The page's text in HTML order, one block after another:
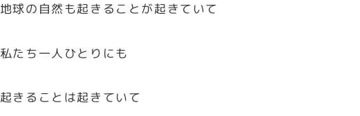
地球の自然も起きることが起きていて
私たち一人ひとりにも
起きることは起きていて